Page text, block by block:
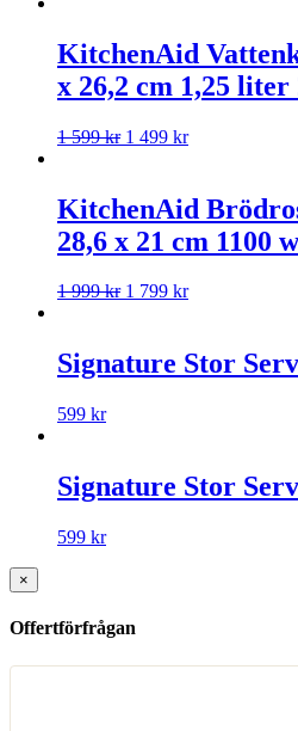
KitchenAid
x 26,2 cm 1,25 liter
1 599kr 1 499 kr
KitchenAid
28,6 x 21 cm 1100
1 999kr 1 799 kr
Signature Stor
599 kr
Signature Stor
599 kr
×
Offertförfrågan